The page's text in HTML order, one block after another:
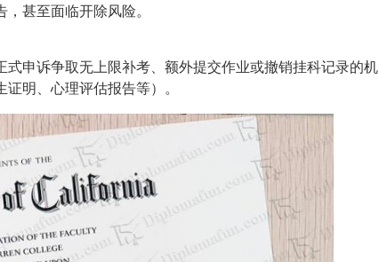
甚至面临开除风险。
申诉争取无上限补考、额外提交作业或撤销挂科记录的机
明、心理评估报告等）。